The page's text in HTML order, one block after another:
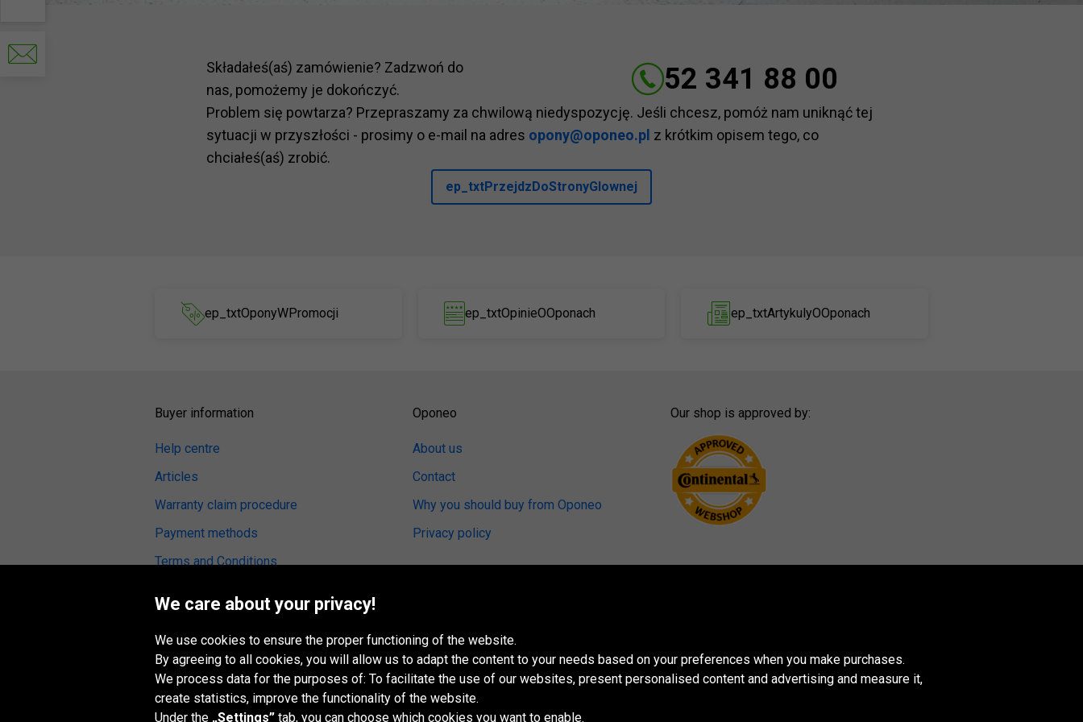
Składałeś(aś) zamówienie? Zadzwoń do
nas, pomożemy je dokończyć.
52 341 88 00
Problem się powtarza? Przepraszamy za chwilową niedyspozycję. Jeśli chcesz, pomóż nam uniknąć tej
sytuacji w przyszłości - prosimy o e-mail na adres opony@oponeo.pl z krótkim opisem tego, co
chciałeś(aś) zrobić.
ep_txtPrzejdzDoStronyGlownej
ep_txtOponyWPromocji ep_txtOpinieOOponach ep_txtArtykulyOOponach
Buyer information
Help centre
Articles
Warranty claim procedure
Payment methods
Terms and Conditions
Digital Accessibility
Oponeo
About us
Contact
Why you should buy from Oponeo
Privacy policy
Our shop is approved by:
We care about your privacy!
We use cookies to ensure the proper functioning of the website.
By agreeing to all cookies, you will allow us to adapt the content to your needs based on your preferences when you make purchases.
We process data for the purposes of: To facilitate the use of our websites, present personalised content and advertising and measure it,
create statistics, improve the functionality of the website.
Under the „Settings” tab, you can choose which cookies you want to enable.